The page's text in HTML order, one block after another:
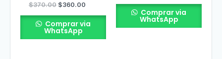
$370.00 $360.00
Comprar via
WhatsApp
Comprar via
WhatsApp